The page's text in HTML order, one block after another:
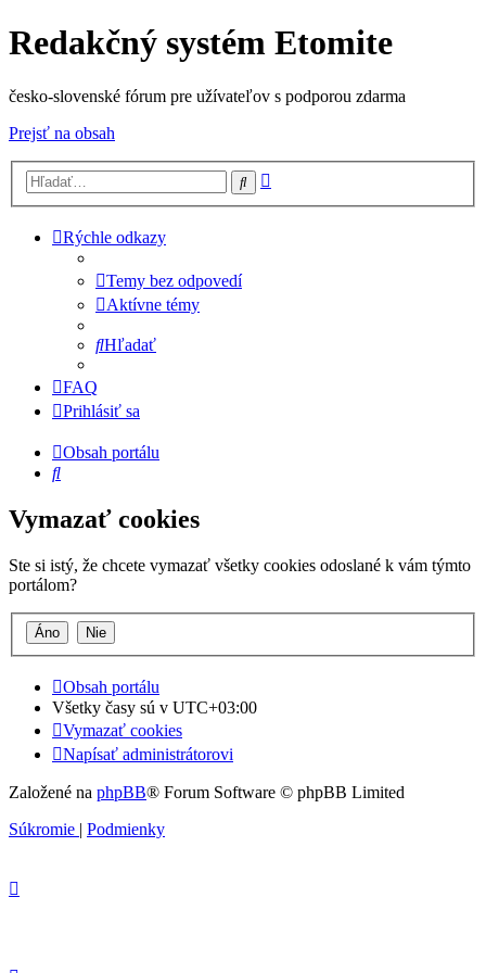
Redakčný systém Etomite
česko-slovenské fórum pre užívateľov s podporou zdarma
Prejsť na obsah
Hľadať
Rýchle odkazy
Temy bez odpovedí
Aktívne témy
Hľadať
FAQ
Prihlásiť sa
Obsah portálu
Hľadať
Vymazať cookies
Ste si istý, že chcete vymazať všetky cookies odoslané k vám týmto
portálom?
Obsah portálu
Všetky časy sú v UTC+03:00
Vymazať cookies
Napísať administrátorovi
Založené na phpBB® Forum Software © phpBB Limited
Súkromie | Podmienky